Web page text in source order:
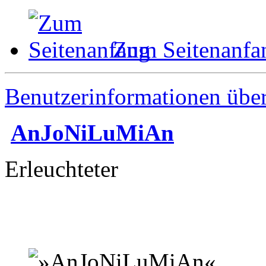
Zum
Benutzerinformationen
AnJoNiLuMiAn
Erleuchteter